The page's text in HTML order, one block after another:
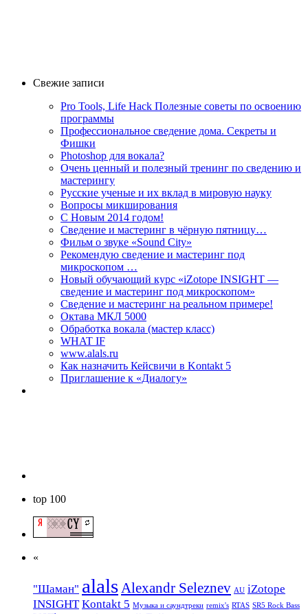
Свежие записи
Pro Tools, Life Hack Полезные советы по освоению
программы
Профессиональное сведение дома. Секреты и
Фишки
Photoshop для вокала?
Очень ценный и полезный тренинг по сведению и
мастерингу
Русские ученые и их вклад в мировую науку
Вопросы микширования
C Новым 2014 годом!
Сведение и мастеринг в чёрную пятницу…
Фильм о звуке «Sоund Сity»
Рекомендую сведение и мастеринг под
микроскопом …
Новый обучающий курс «iZotope INSIGHT —
сведение и мастеринг под микроскопом»
Сведение и мастеринг на реальном примере!
Октава МКЛ 5000
Обработка вокала (мастер класс)
WHAT IF
www.alals.ru
Как назначить Кейсвичи в Kontakt 5
Приглашение к «Диалогу»
top 100
«
"Шаман" alals Alexandr Seleznev AU iZotope
INSIGHT Kontakt 5 Mузыкa и саундтреки remix's RTAS SR5 Rock Bass